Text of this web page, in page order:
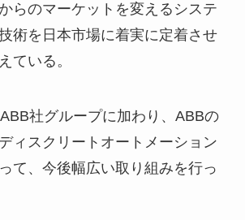
らのマーケットを変えるシステ
術を日本市場に着実に定着させ
ている。
社グループに加わり、ABBの
ィスクリートオートメーション
て、今後幅広い取り組みを行っ